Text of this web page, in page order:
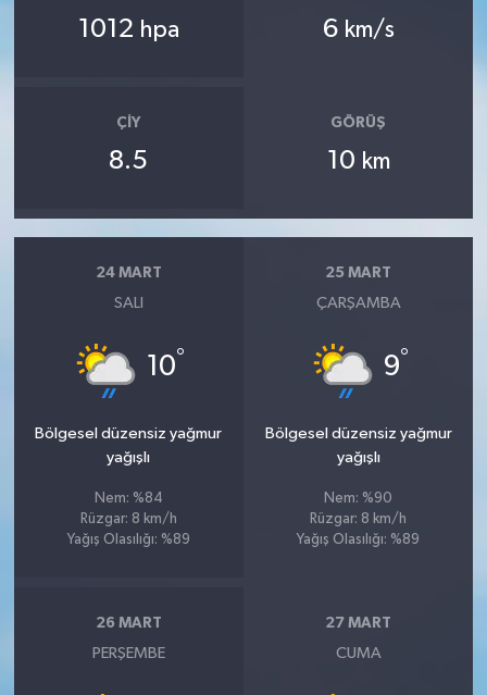
1012 hpa 6 km/s
ÇIY
8.5
GÖRÜŞ
10 km
24 MART
SALI
10°
Bölgesel düzensiz yağmur
yağışlı
Nem: %84
Rüzgar: 8 km/h
Yağış Olasılığı: %89
25 MART
ÇARŞAMBA
9°
Bölgesel düzensiz yağmur
yağışlı
Nem: %90
Rüzgar: 8 km/h
Yağış Olasılığı: %89
26 MART
PERŞEMBE
27 MART
CUMA